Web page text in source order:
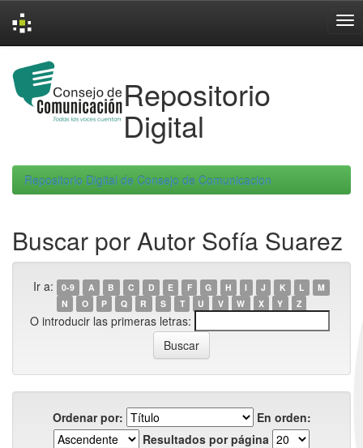
navigation
Repositorio
Digital
Repositorio Digital de Consejo de Comunicacion
Buscar por Autor Sofía Suarez
Ir a: 0-9 A B C D E F G H I J K L
M
N
O P Q R S T U V W X Y Z
O introducir las primeras letras:
Ordenar por:
En orden:
Resultados por página